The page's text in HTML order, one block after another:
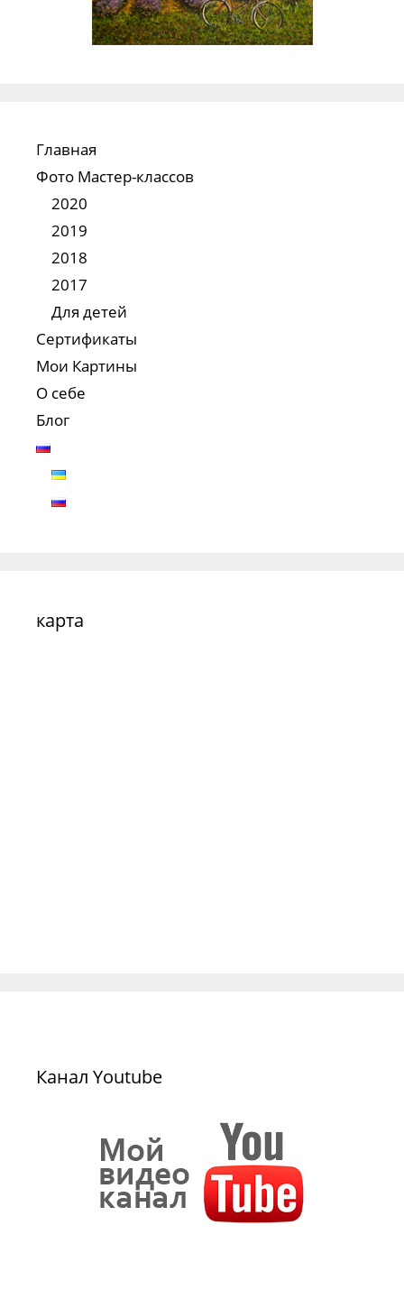
Главная
Фото Мастер-классов
2020
2019
2018
2017
Для детей
Сертификаты
Мои Картины
О себе
Блог
карта
Канал Youtube